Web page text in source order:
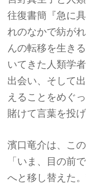
往復書簡『急に
れのなかで紡が
んの転移を生き
いてきた人類学
出会い、そして
えることをめぐ
賭けて言葉を投げ
濱口竜介は、こ
「いま、目の前
へと移し替えた